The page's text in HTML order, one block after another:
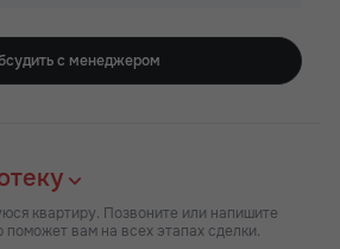
с менеджером
квартиру. Позвоните или напишите
вам на всех этапах сделки.